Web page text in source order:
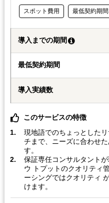
スポット費用 最低契約期間
導入までの期間
最低契約期間
導入実績数
このサービスの特徴
現地語でのちょっとした
チまで、ニーズに合わせ
す。
保証専任コンサルタント
ウ トプットのクオリティ
ーシングではクオリティ
けます。